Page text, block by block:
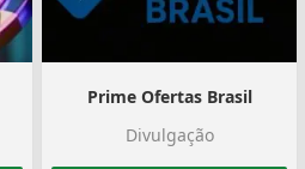
Prime Ofertas Brasil
Divulgação